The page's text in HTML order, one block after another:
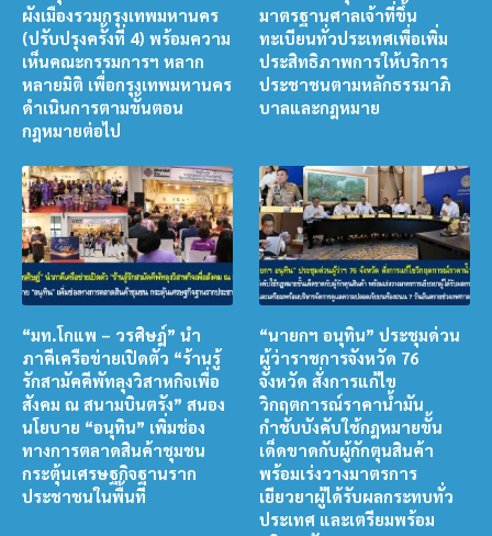
ผังเมืองรวมกรุงเทพมหานคร
(ปรับปรุงครั้งที่ 4) พร้อมความ
เห็นคณะกรรมการฯ หลาก
หลายมิติ เพื่อกรุงเทพมหานคร
ดำเนินการตามขั้นตอน
กฎหมายต่อไป
มาตรฐานศาลเจ้าที่ขึ้น
ทะเบียนทั่วประเทศเพื่อเพิ่ม
ประสิทธิภาพการให้บริการ
ประชาชนตามหลักธรรมาภิ
บาลและกฎหมาย
“มท.โกแพ – วรศิษฎ์” นำ
ภาคีเครือข่ายเปิดตัว “ร้านรู้
รักสามัคคีพัทลุงวิสาหกิจเพื่อ
สังคม ณ สนามบินตรัง” สนอง
นโยบาย “อนุทิน” เพิ่มช่อง
ทางการตลาดสินค้าชุมชน
กระตุ้นเศรษฐกิจฐานราก
ประชาชนในพื้นที่
“นายกฯ อนุทิน” ประชุมด่วน
ผู้ว่าราชการจังหวัด 76
จังหวัด สั่งการแก้ไข
วิกฤตการณ์ราคาน้ำมัน
กำชับบังคับใช้กฎหมายขั้น
เด็ดขาดกับผู้กักตุนสินค้า
พร้อมเร่งวางมาตรการ
เยียวยาผู้ได้รับผลกระทบทั่ว
ประเทศ และเตรียมพร้อม